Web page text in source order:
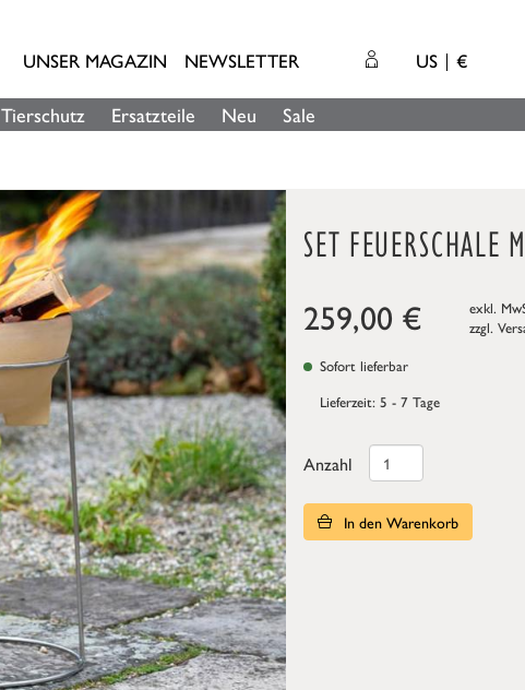
UNSER MAGAZIN NEWSLETTER US €
Tierschutz Ersatzteile Neu Sale
SET FEUERSCHALE
259,00 €
exkl.
zzgl.
Sofort lieferbar
Lieferzeit: 5 - 7 Tage
Anzahl
In den Warenkorb